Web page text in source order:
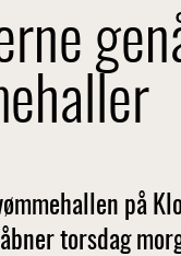
på
torsdag